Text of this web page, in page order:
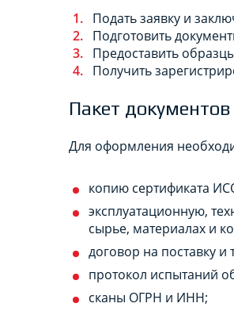
Подать заявку и
Подготовить
Предоставить
Получить
Пакет
Для оформления
копию сертификата
эксплуатационную,
сырье, материалах и
договор на поставку
протокол испытаний
сканы ОГРН и ИНН;